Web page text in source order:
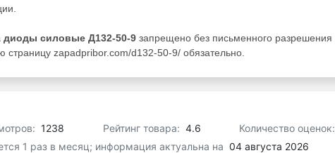
диоды силовые Д132-50-9 запрещено без письменного разрешения
страницу zapadpribor.com/d132-50-9/ обязательно.
1238 Рейтинг товара: 4.6
Количество
1 раз в месяц; информация актуальна на 04 августа 2026